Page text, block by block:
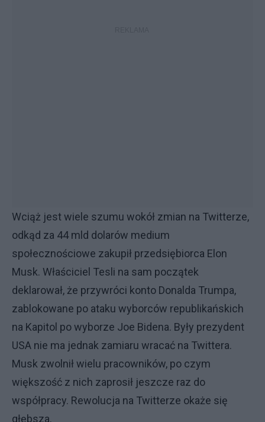
Wciąż jest wiele szumu wokół zmian na Twitterze,
odkąd za 44 mld dolarów medium
społecznościowe zakupił przedsiębiorca Elon
Musk. Właściciel Tesli na sam początek
deklarował, że przywróci konto Donalda Trumpa,
zablokowane po ataku wyborców republikańskich
na Kapitol po wyborze Joe Bidena. Były prezydent
USA nie ma jednak zamiaru wracać na Twittera.
Musk zwolnił wielu pracowników, po czym
większość z nich zaprosił jeszcze raz do
współpracy. Rewolucja na Twitterze okaże się
głębsza.